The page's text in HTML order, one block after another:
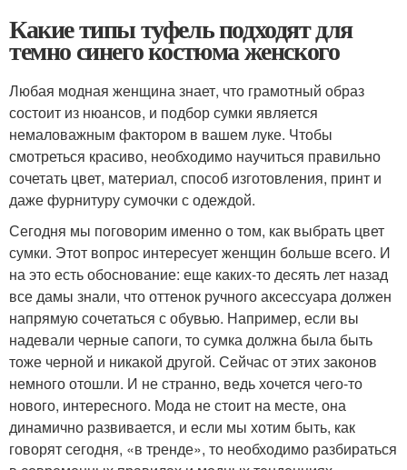
Какие типы туфель подходят для
темно синего костюма женского
Любая модная женщина знает, что грамотный образ
состоит из нюансов, и подбор сумки является
немаловажным фактором в вашем луке. Чтобы
смотреться красиво, необходимо научиться правильно
сочетать цвет, материал, способ изготовления, принт и
даже фурнитуру сумочки с одеждой.
Сегодня мы поговорим именно о том, как выбрать цвет
сумки. Этот вопрос интересует женщин больше всего. И
на это есть обоснование: еще каких-то десять лет назад
все дамы знали, что оттенок ручного аксессуара должен
напрямую сочетаться с обувью. Например, если вы
надевали черные сапоги, то сумка должна была быть
тоже черной и никакой другой. Сейчас от этих законов
немного отошли. И не странно, ведь хочется чего-то
нового, интересного. Мода не стоит на месте, она
динамично развивается, и если мы хотим быть, как
говорят сегодня, «в тренде», то необходимо разбираться